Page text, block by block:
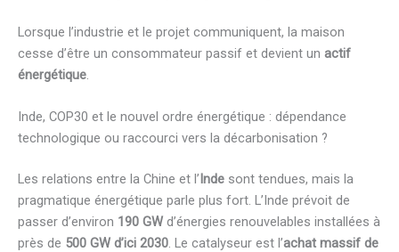
Lorsque l’industrie et le projet communiquent, la maison
cesse d’être un consommateur passif et devient un actif
énergétique
Inde, COP30 et le nouvel ordre énergétique : dépendance
technologique ou raccourci vers la décarbonisation ?
Les relations entre la Chine et l’Inde sont tendues, mais la
pragmatique énergétique parle plus fort. L’Inde prévoit de
passer d’environ 190 GW d’énergies renouvelables installées à
près de 500 GW d’ici 2030. Le catalyseur est l’achat massif de